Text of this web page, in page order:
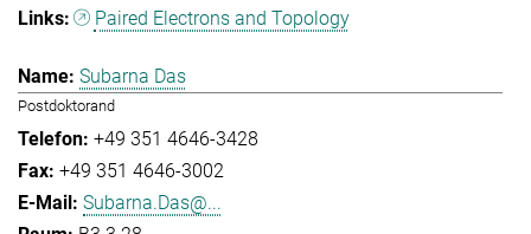
Paired Electrons and Topology
Subarna Das
Postdoktorand
+49 351 4646-3428
+49 351 4646-3002
Subarna.Das@...